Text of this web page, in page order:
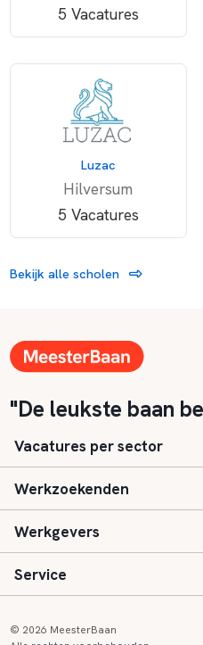
5 Vacatures
Luzac
Hilversum
5 Vacatures
Bekijk alle scholen
"De leukste baan
Vacatures per sector
Basisonderwijs
Speciaal (basis) onderwijs
Voortgezet onderwijs
Werkzoekenden
Aanmelden
Vacatures
Werkgevers
Inloggen
Service
© 2026 MeesterBaan